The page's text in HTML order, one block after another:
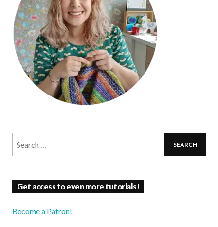
Get access to even more tutorials!
Become a Patron!